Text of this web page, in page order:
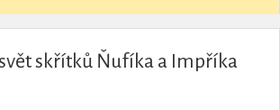
skřítků Ňufíka a Impříka